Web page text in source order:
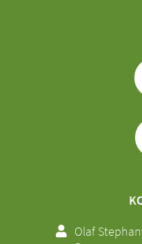
Olaf